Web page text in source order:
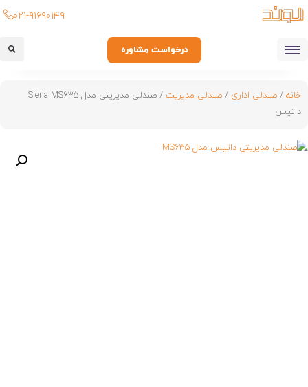
۰۲۱-۹۱۶۹۰۱۴۹
درخواست مشاوره
خانه / صندلی اداری / صندلی مدیریت
/ صندلی مدیریتی مدل Siena MS635
داتیس